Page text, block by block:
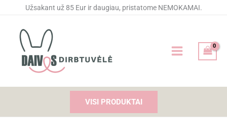
Užsakant už 85 Eur ir daugiau, pristatome NEMOKAMAI.
VISI PRODUKTAI